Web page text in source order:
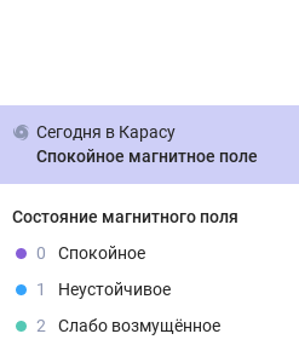
Сегодня в Карасу
Спокойное магнитное поле
Состояние магнитного поля
0
Спокойное
1
Неустойчивое
2
Слабо возмущённое